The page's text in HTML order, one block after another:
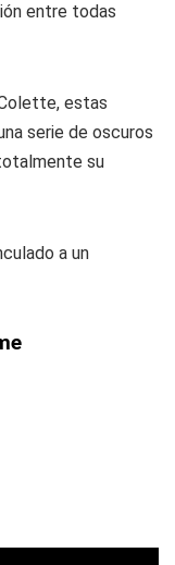
entre todas
estas
serie de oscuros
su
a un